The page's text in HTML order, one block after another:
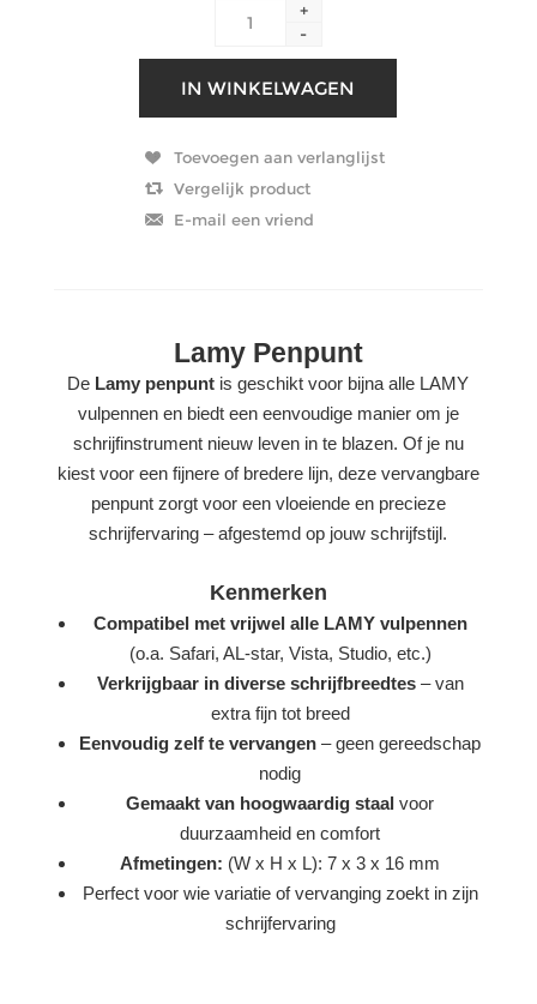
+
-
Lamy Penpunt
De Lamy penpunt is geschikt voor bijna alle LAMY
vulpennen en biedt een eenvoudige manier om je
schrijfinstrument nieuw leven in te blazen. Of je nu
kiest voor een fijnere of bredere lijn, deze vervangbare
penpunt zorgt voor een vloeiende en precieze
schrijfervaring – afgestemd op jouw schrijfstijl.
Kenmerken
Compatibel met vrijwel alle LAMY vulpennen
(o.a. Safari, AL-star, Vista, Studio, etc.)
Verkrijgbaar in diverse schrijfbreedtes– van
extra fijn tot breed
Eenvoudig zelf te vervangen – geen gereedschap
nodig
Gemaakt van hoogwaardig staal voor
duurzaamheid en comfort
Afmetingen: (W x H x L): 7 x 3 x 16 mm
Perfect voor wie variatie of vervanging zoekt in zijn
schrijfervaring